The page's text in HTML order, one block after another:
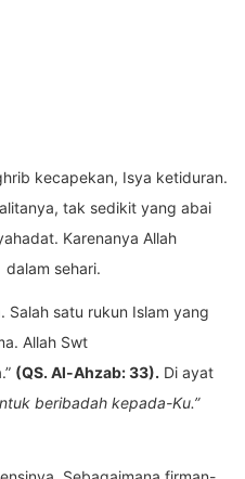
kecapekan, Isya ketiduran.
tak sedikit yang abai
Karenanya Allah
sehari.
Salah satu rukun Islam yang
Allah Swt
(QS. Al-Ahzab: 33). Di ayat
beribadah kepada-Ku.”